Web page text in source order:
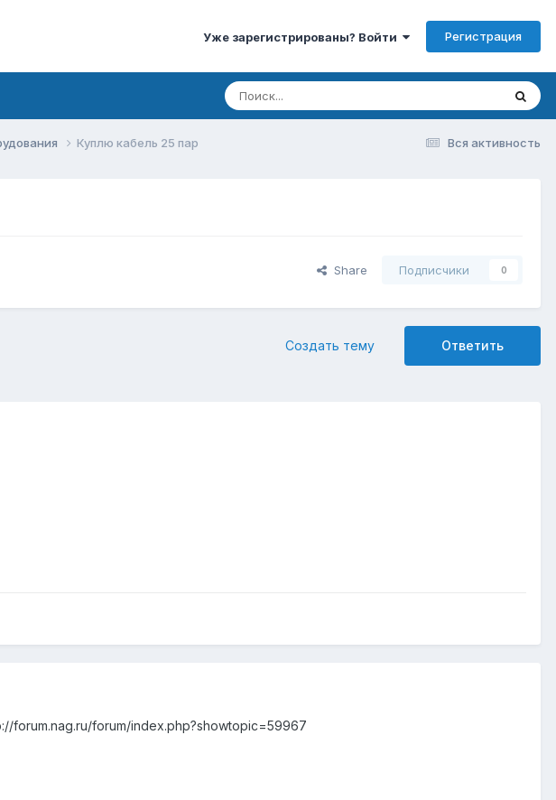
Уже зарегистрированы? Войти Регистрация
Вся активность
Куплю кабель 25 пар
Share Подписчики 0
Ответить
Создать тему
forum.nag.ru/forum/index.php?showtopic=59967